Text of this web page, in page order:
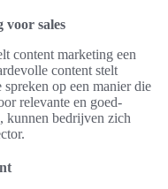
voor sales
content marketing een
content stelt
op een manier die
relevante en goed-
kunnen bedrijven zich